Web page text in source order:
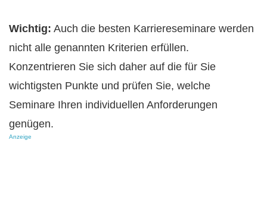
Wichtig: Auch die besten Karriereseminare werden
nicht alle genannten Kriterien erfüllen.
Konzentrieren Sie sich daher auf die für Sie
wichtigsten Punkte und prüfen Sie, welche
Seminare Ihren individuellen Anforderungen
genügen.
Anzeige